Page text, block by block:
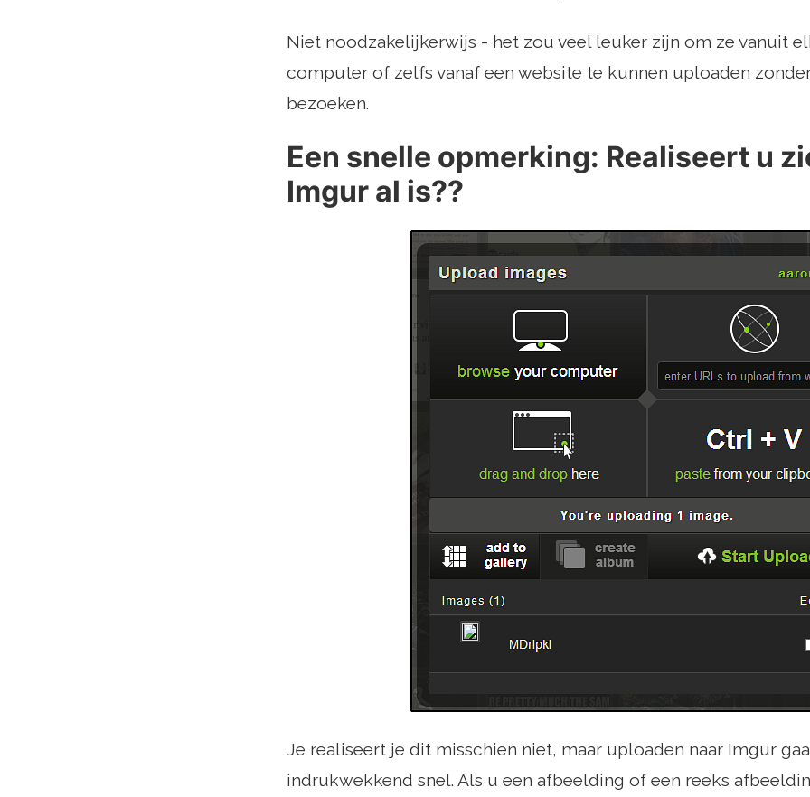
Niet noodzakelijkerwijs - het zou veel leuker zijn om ze vanuit
computer of zelfs vanaf een website te kunnen uploaden
bezoeken.
Een snelle opmerking: Realiseert u
Imgur al is??
Je realiseert je dit misschien niet, maar uploaden naar Imgur
indrukwekkend snel. Als u een afbeelding of een reeks